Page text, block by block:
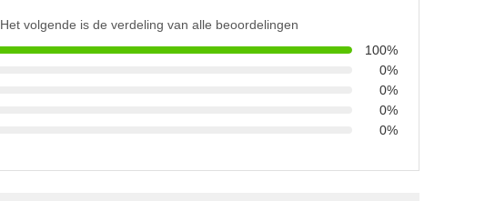
Het volgende is de verdeling van alle beoordelingen
100%
0%
0%
0%
0%